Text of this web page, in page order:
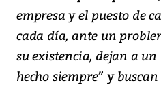
empresa y el puesto de
cada día, ante un
su existencia, dejan a
hecho siempre” y